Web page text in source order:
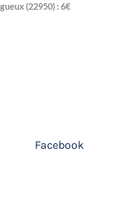
(22950) : 6€
Facebook